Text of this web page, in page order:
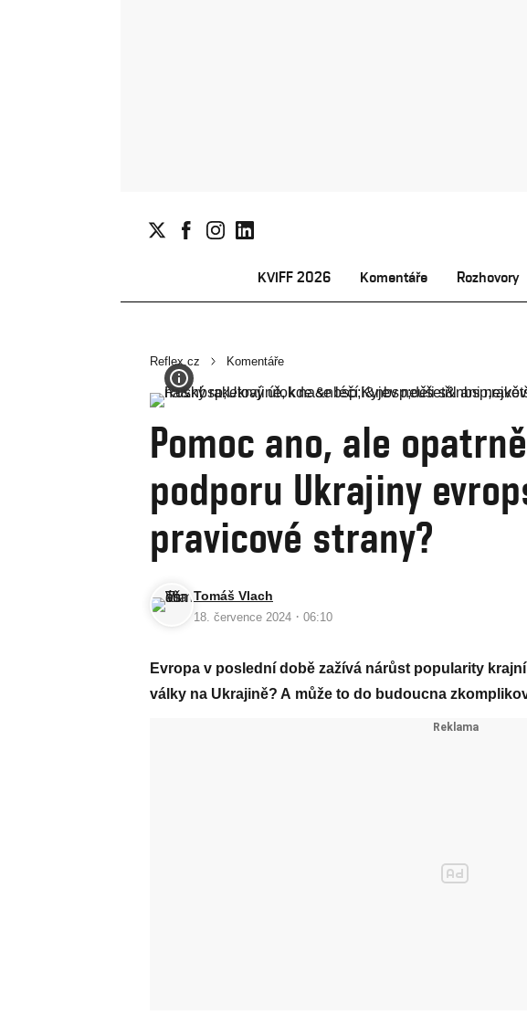
KVIFF 2026 Komentáře Rozhovory
Reflex.cz Komentáře
Pomoc ano, ale
podporu Ukrajiny
pravicové strany?
Tomáš Vlach
18. července 2024 · 06:10
Evropa v poslední době zažívá nárůst popularity
války na Ukrajině? A může to do budoucna